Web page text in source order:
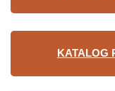
KATALOG